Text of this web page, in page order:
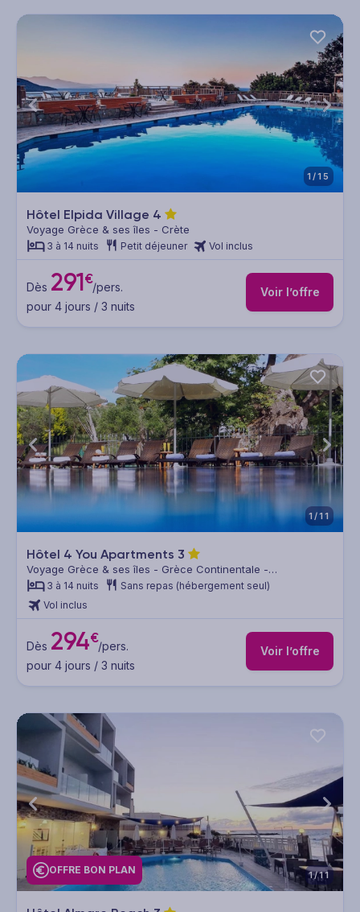
1/15
Hôtel Elpida Village 4
Voyage Grèce & ses îles - Crète
3 à 14 nuits Petit déjeuner Vol inclus
Dès 291€/pers.
pour 4 jours / 3 nuits
Voir l’offre
1/11
Hôtel 4 You Apartments 3
Voyage Grèce & ses îles - Grèce Continentale -
Thessalonique & sa région
3 à 14 nuits
Sans repas (hébergement seul)
Vol inclus
Dès 294€/pers.
pour 4 jours / 3 nuits
Voir l’offre
OFFRE BON PLAN 1/11